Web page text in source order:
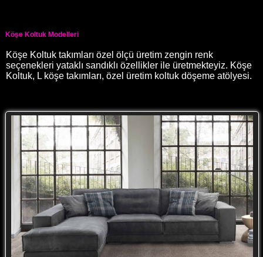
Köşe Koltuk Modelleri
Köşe Koltuk takımları özel ölçü üretim zengin renk
seçenekleri yataklı sandıklı özellikler ile üretmekteyiz. Köşe
Koltuk, L köşe takımları, özel üretim koltuk döşeme atölyesi.